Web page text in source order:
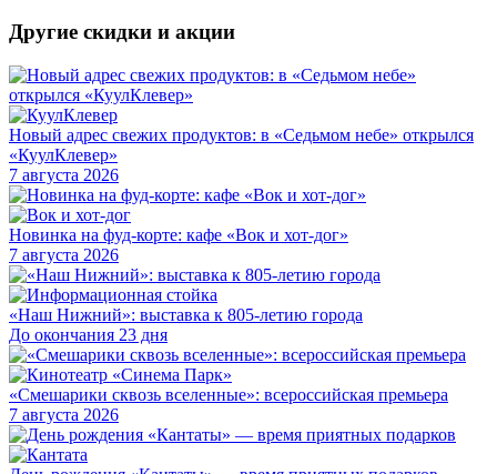
Другие скидки и акции
Новый адрес свежих продуктов: в «Седьмом небе» открылся
«КуулКлевер»
7 августа 2026
Новинка на фуд-корте: кафе «Вок и хот-дог»
7 августа 2026
«Наш Нижний»: выставка к 805-летию города
До окончания 23 дня
«Смешарики сквозь вселенные»: всероссийская премьера
7 августа 2026